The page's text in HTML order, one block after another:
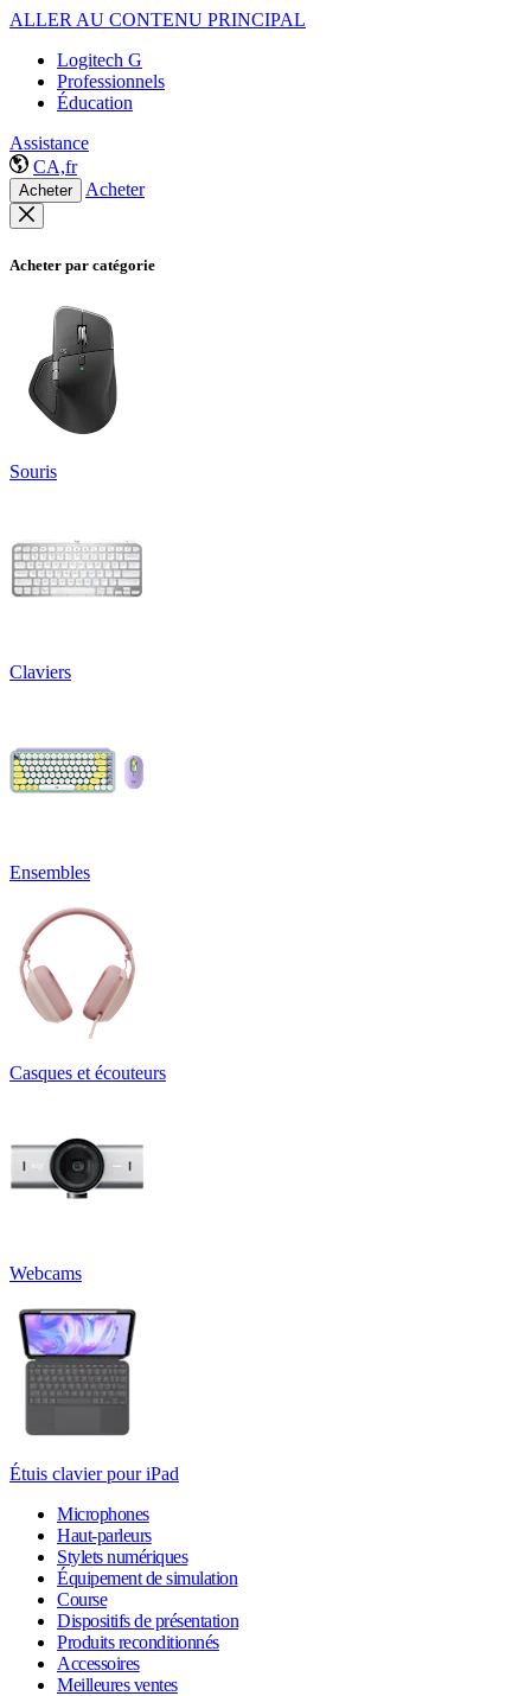
ALLER AU CONTENU PRINCIPAL
Logitech G
Professionnels
Éducation
Assistance
CA,fr
Acheter Acheter
Acheter par catégorie
Souris
Claviers
Ensembles
Casques et écouteurs
Webcams
Étuis clavier pour iPad
Microphones
Haut-parleurs
Stylets numériques
Équipement de simulation
Course
Dispositifs de présentation
Produits reconditionnés
Accessoires
Meilleures ventes